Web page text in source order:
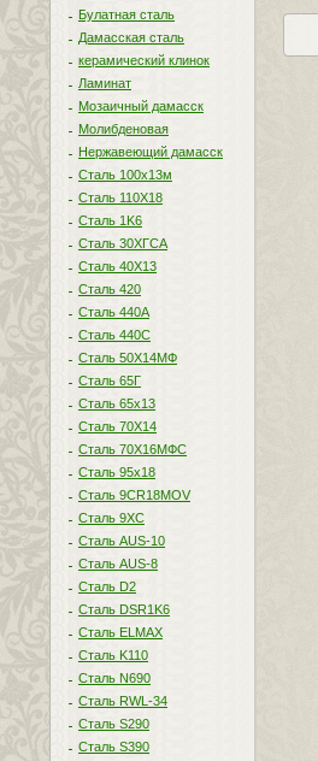
Булатная сталь
Дамасская сталь
керамический клинок
Ламинат
Мозаичный дамасск
Молибденовая
Нержавеющий дамасск
Сталь 100х13м
Сталь 110Х18
Сталь 1K6
Сталь 30ХГСА
Сталь 40Х13
Сталь 420
Сталь 440A
Сталь 440С
Сталь 50Х14МФ
Сталь 65Г
Сталь 65х13
Сталь 70Х14
Сталь 70Х16МФС
Сталь 95х18
Сталь 9CR18MOV
Сталь 9ХС
Сталь AUS-10
Сталь AUS-8
Сталь D2
Сталь DSR1K6
Сталь ELMAX
Сталь K110
Сталь N690
Сталь RWL-34
Сталь S290
Сталь S390